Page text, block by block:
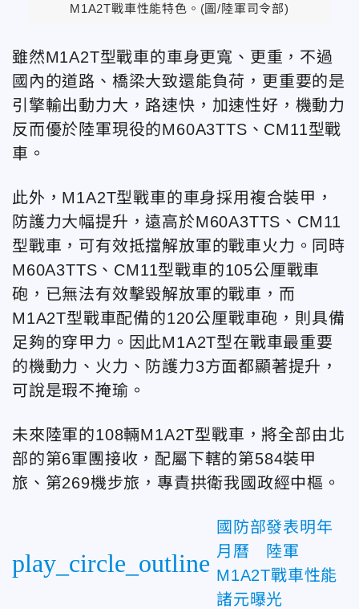
M1A2T戰車性能特色。(圖/陸軍司令部)
雖然M1A2T型戰車的車身更寬、更重，不過
國內的道路、橋梁大致還能負荷，更重要的是
引擎輸出動力大，路速快，加速性好，機動力
反而優於陸軍現役的M60A3TTS、CM11型戰
車。
此外，M1A2T型戰車的車身採用複合裝甲，
防護力大幅提升，遠高於M60A3TTS、CM11
型戰車，可有效抵擋解放軍的戰車火力。同時
M60A3TTS、CM11型戰車的105公厘戰車
砲，已無法有效擊毀解放軍的戰車，而
M1A2T型戰車配備的120公厘戰車砲，則具備
足夠的穿甲力。因此M1A2T型在戰車最重要
的機動力、火力、防護力3方面都顯著提升，
可說是瑕不掩瑜。
未來陸軍的108輛M1A2T型戰車，將全部由北
部的第6軍團接收，配屬下轄的第584裝甲
旅、第269機步旅，專責拱衛我國政經中樞。
play_circle_outline
國防部發表明年
月曆 陸軍
M1A2T戰車性能
諸元曝光